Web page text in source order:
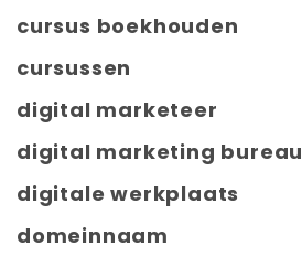
cursus boekhouden
cursussen
digital marketeer
digital marketing bureau
digitale werkplaats
domeinnaam